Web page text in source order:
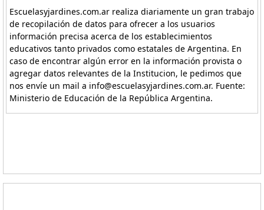
Escuelasyjardines.com.ar realiza diariamente un gran trabajo
de recopilación de datos para ofrecer a los usuarios
información precisa acerca de los establecimientos
educativos tanto privados como estatales de Argentina. En
caso de encontrar algún error en la información provista o
agregar datos relevantes de la Institucion, le pedimos que
nos envíe un mail a info@escuelasyjardines.com.ar. Fuente:
Ministerio de Educación de la República Argentina.